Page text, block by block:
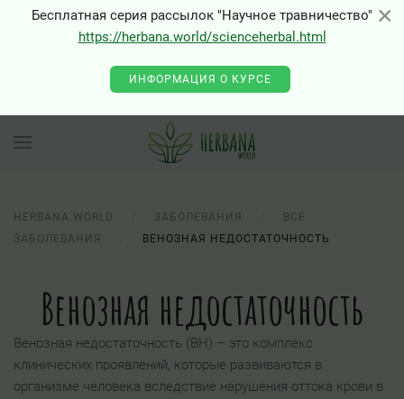
×
Бесплатная серия рассылок "Научное травничество"
https://herbana.world/scienceherbal.html
ИНФОРМАЦИЯ О КУРСЕ
HERBANA.WORLD ЗАБОЛЕВАНИЯ
ВСЕ
ЗАБОЛЕВАНИЯ
ВЕНОЗНАЯ НЕДОСТАТОЧНОСТЬ
Венозная недостаточность
Венозная недостаточность (ВН) – это комплекс
клинических проявлений, которые развиваются в
организме человека вследствие нарушения оттока крови в
×
0 - Class "Joomla\Input\Json" not found